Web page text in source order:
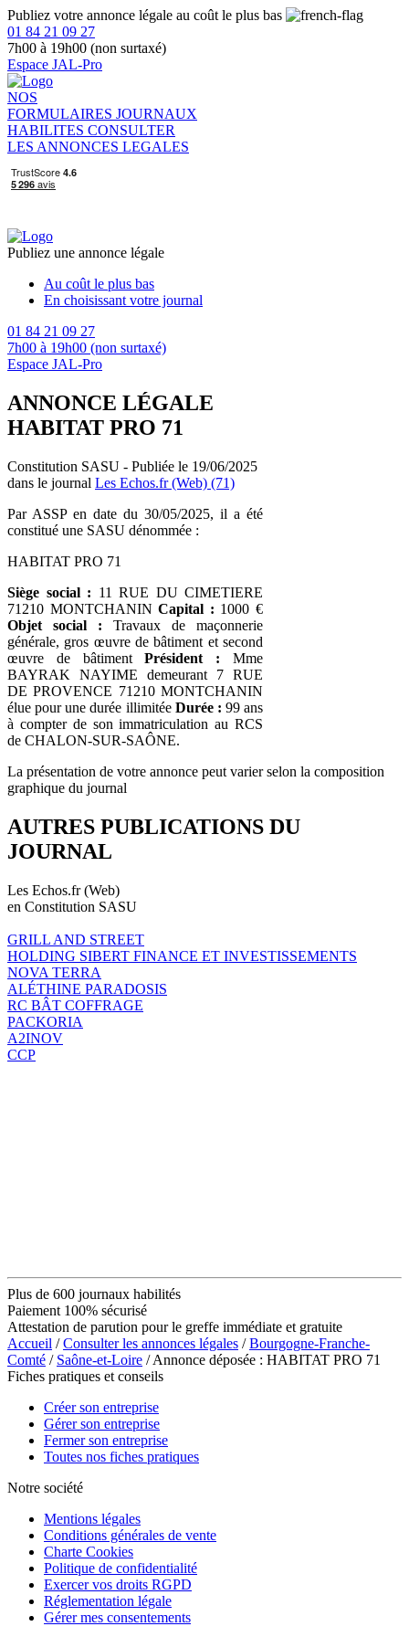
Publiez votre annonce légale au coût le plus bas
01 84 21 09 27
7h00 à 19h00 (non surtaxé)
Espace JAL-Pro
NOS
FORMULAIRES JOURNAUX
HABILITES CONSULTER
LES ANNONCES LEGALES
Publiez une annonce légale
Au coût le plus bas
En choisissant votre journal
01 84 21 09 27
7h00 à 19h00 (non surtaxé)
Espace JAL-Pro
ANNONCE LÉGALE
HABITAT PRO 71
Constitution SASU - Publiée le 19/06/2025
dans le journal Les Echos.fr (Web) (71)
Par ASSP en date du 30/05/2025, il a été
constitué une SASU dénommée :
HABITAT PRO 71
Siège social : 11 RUE DU CIMETIERE
71210 MONTCHANINCapital : 1000 €
Objet social : Travaux de maçonnerie
générale, gros œuvre de bâtiment et second
œuvre de bâtimentPrésident : Mme
BAYRAK NAYIME demeurant 7 RUE
DE PROVENCE 71210 MONTCHANIN
élue pour une durée illimitée Durée : 99 ans
à compter de son immatriculation au RCS
de CHALON-SUR-SAÔNE.
La présentation de votre annonce peut varier selon la composition
graphique du journal
AUTRES PUBLICATIONS DU
JOURNAL
Les Echos.fr (Web)
en Constitution SASU
GRILL AND STREET
HOLDING SIBERT FINANCE ET INVESTISSEMENTS
NOVA TERRA
ALÉTHINE PARADOSIS
RC BÂT COFFRAGE
PACKORIA
A2INOV
CCP
Plus de 600 journaux habilités
Paiement 100% sécurisé
Attestation de parution pour le greffe immédiate et gratuite
Accueil /Consulter les annonces légales /Bourgogne-Franche-
Comté / Saône-et-Loire / Annonce déposée : HABITAT PRO 71
Fiches pratiques et conseils
Créer son entreprise
Gérer son entreprise
Fermer son entreprise
Toutes nos fiches pratiques
Notre société
Mentions légales
Conditions générales de vente
Charte Cookies
Politique de confidentialité
Exercer vos droits RGPD
Réglementation légale
Gérer mes consentements